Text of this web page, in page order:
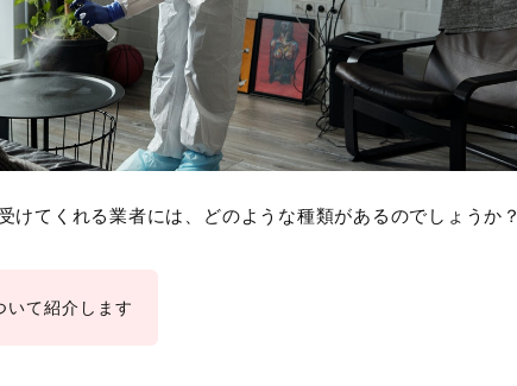
けてくれる業者には、どのような種類があるのでしょうか？
いて紹介します